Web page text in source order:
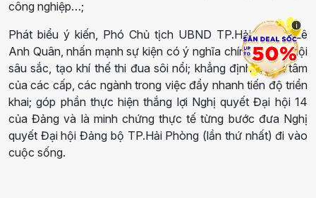
công nghiệp…;
Phát biểu ý kiến, Phó Chủ tịch UBND TP.Hải Phòng Lê
Anh Quân, nhấn mạnh sự kiện có ý nghĩa chính trị - xã hội
sâu sắc, tạo khí thế thi đua sôi nổi; khẳng định quyết tâm
của các cấp, các ngành trong việc đẩy nhanh tiến độ triển
khai; góp phần thực hiện thắng lợi Nghị quyết Đại hội 14
của Đảng và là minh chứng thực tế từng bước đưa Nghị
quyết Đại hội Đảng bộ TP.Hải Phòng (lần thứ nhất) đi vào
cuộc sống.
i